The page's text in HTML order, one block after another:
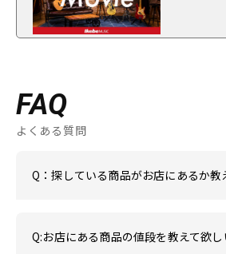
FAQ
よくある質問
Q：探している商品がお店にあるか教
Q:お店にある商品の値段を教えて欲し